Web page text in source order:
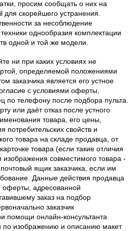
просим сообщать о них на
скорейшего устранения.
за несоблюдение
однообразия комплектации
одной и той же модели.
ни при каких условиях не
определяемой положениями
заказчика является его устное
с условиями оферты,
по телефону после подбора пульта.
или даёт отказ после устного
товара, его цены,
потребительских свойств и
товара на складе продавца, от
товара (если такие отличия
изображения совместимого товара -
ящик заказчика, если им
Данные действия продавца
адресованной
заказ на подбор
заказчик
помощи онлайн-консультанта
изображению и описанию макет